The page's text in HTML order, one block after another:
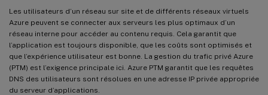
Les utilisateurs d’un réseau sur site et de différents réseaux virtuels
Azure peuvent se connecter aux serveurs les plus optimaux d’un
réseau interne pour accéder au contenu requis. Cela garantit que
l’application est toujours disponible, que les coûts sont optimisés et
que l’expérience utilisateur est bonne. La gestion du trafic privé Azure
(PTM) est l’exigence principale ici. Azure PTM garantit que les requêtes
DNS des utilisateurs sont résolues en une adresse IP privée appropriée
du serveur d’applications.